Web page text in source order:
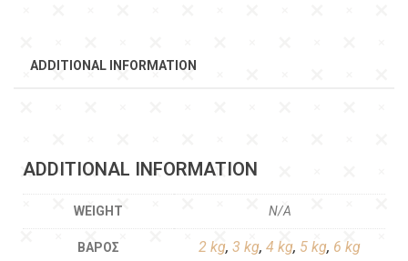
ADDITIONAL INFORMATION
ADDITIONAL INFORMATION
WEIGHT N/A
ΒΆΡΟΣ 2 kg, 3 kg, 4 kg, 5 kg, 6 kg